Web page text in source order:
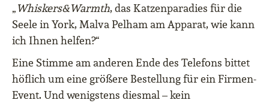
„Whiskers&Warmth, das Katzenparadies für die
Seele in York, Malva Pelham am Apparat, wie kann
ich Ihnen helfen?“
Eine Stimme am anderen Ende des Telefons bittet
höflich um eine größere Bestellung für ein Firmen-
Event. Und wenigstens diesmal – kein